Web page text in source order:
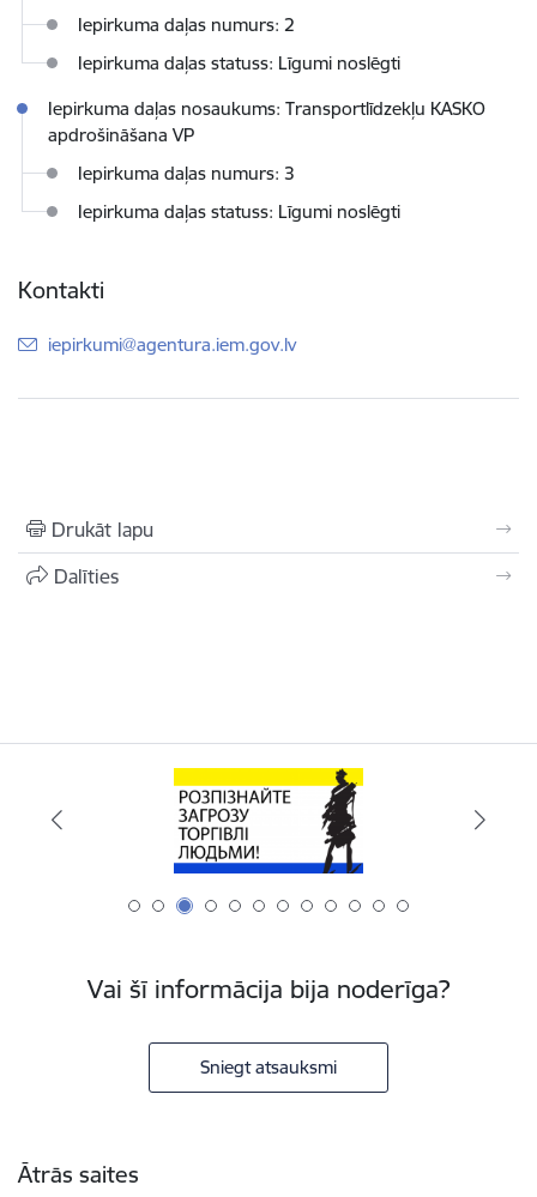
Iepirkuma daļas numurs: 2
Iepirkuma daļas statuss: Līgumi noslēgti
Iepirkuma daļas nosaukums: Transportlīdzekļu KASKO
apdrošināšana VP
Iepirkuma daļas numurs: 3
Iepirkuma daļas statuss: Līgumi noslēgti
Kontakti
E-pasts:
iepirkumi@agentura.iem.gov.lv
Drukāt lapu
Dalīties
Vai šī informācija bija noderīga?
Sniegt atsauksmi
Ātrās saites